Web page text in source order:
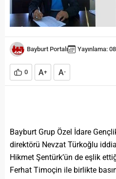
Bayburt Portalı Yayınlama:
0 A+ A-
Bayburt Grup Özel İdare
direktörü Nevzat Türkoğlu
Hikmet Şentürk’ün de eşlik
Ferhat Timoçin ile birlikte